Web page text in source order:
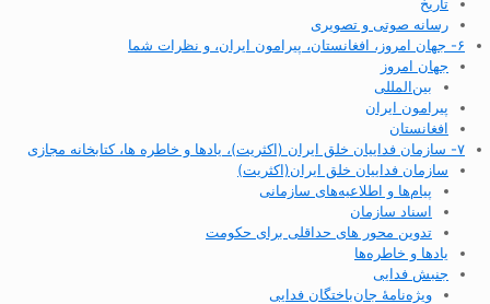
رسانه صوتی و تصویری
۶- جهان امروز، افغانستان، پیرامون ایران، و نظرات شما
جهان امروز
بین‌المللی
پیرامون ایران
افغانستان
۷- سازمان فداییان خلق ایران (اکثریت)، یادها و خاطره ها، کتابخانه مجازی
سازمان فداییان خلق ایران(اکثریت)
پیام‌ها و اطلاعیه‌های سازمانی
اسناد سازمان
تدوین محور های حداقلی برای حکومت
یادها و خاطره‌ها
جنبش فدایی
ویژه‌نامهٔ جان‌باختگان فدایی